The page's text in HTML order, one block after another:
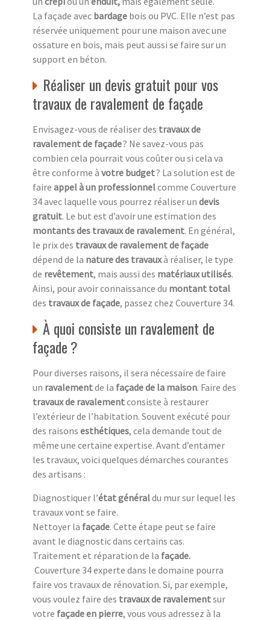
La façade avec bardage bois ou PVC. Elle n’est pas
réservée uniquement pour une maison avec une
ossature en bois, mais peut aussi se faire sur un
support en béton.
Réaliser un devis gratuit pour vos
travaux de ravalement de façade
Envisagez-vous de réaliser des travaux de
ravalement de façade? Ne savez-vous pas
combien cela pourrait vous coûter ou si cela va
être conforme à votre budget? La solution est de
faire appel à un professionnelcomme Couverture
34 avec laquelle vous pourrez réaliser un devis
gratuit. Le but est d’avoir une estimation des
montants des travaux de ravalement. En général,
le prix des travaux de ravalement de façade
dépend de la nature des travauxà réaliser, le type
de revêtement, mais aussi des matériaux utilisés.
Ainsi, pour avoir connaissance du montant total
des travaux de façade, passez chez Couverture 34.
À quoi consiste un ravalement de
façade ?
Pour diverses raisons, il sera nécessaire de faire
un ravalementde la façade de la maison. Faire des
travaux de ravalementconsiste à restaurer
l’extérieur de l’habitation. Souvent exécuté pour
des raisons esthétiques, cela demande tout de
même une certaine expertise. Avant d’entamer
les travaux, voici quelques démarches courantes
des artisans :
Diagnostiquer l’état généraldu mur sur lequel les
travaux vont se faire.
Nettoyer la façade. Cette étape peut se faire
avant le diagnostic dans certains cas.
Traitement et réparation de la façade.
Couverture 34 experte dans le domaine pourra
faire vos travaux de rénovation. Si, par exemple,
vous voulez faire des travaux de ravalementsur
votre façade en pierre, vous vous adressez à la